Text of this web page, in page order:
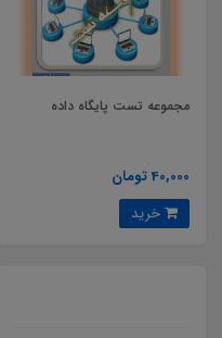
مجموعه تست پایگاه داده
40,000 تومان